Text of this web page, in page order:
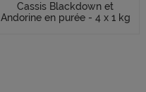
Cassis Blackdown et
Andorine en purée - 4 x 1 kg